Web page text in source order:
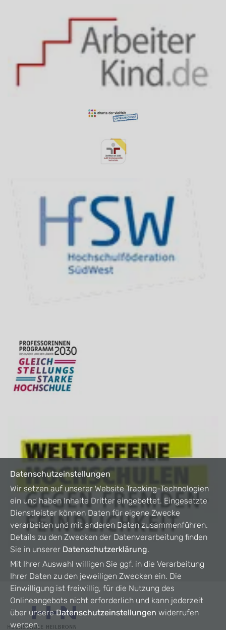
Datenschutzeinstellungen
Wir setzen auf unserer Website Tracking-Technologien
ein und haben Inhalte Dritter eingebettet. Eingesetzte
Dienstleister können Daten für eigene Zwecke
verarbeiten und mit anderen Daten zusammenführen.
Details zu den Zwecken der Datenverarbeitung finden
Sie in unserer Datenschutzerklärung.
Mit Ihrer Auswahl willigen Sie ggf. in die Verarbeitung
Ihrer Daten zu den jeweiligen Zwecken ein. Die
Einwilligung ist freiwillig, für die Nutzung des
Onlineangebots nicht erforderlich und kann jederzeit
über unsereDatenschutzeinstellungen widerrufen
werden.